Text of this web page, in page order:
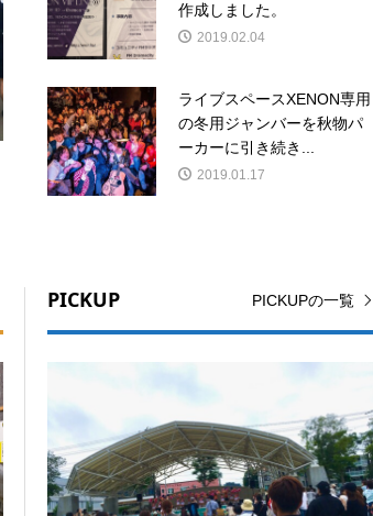
作成しました。
2019.02.04
ライブスペースXENON専用
の冬用ジャンバーを秋物パ
ーカーに引き続き...
2019.01.17
PICKUP PICKUPの一覧